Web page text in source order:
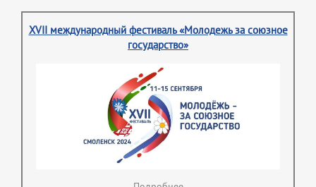
XVII международный фестиваль «Молодежь за союзное
государство»